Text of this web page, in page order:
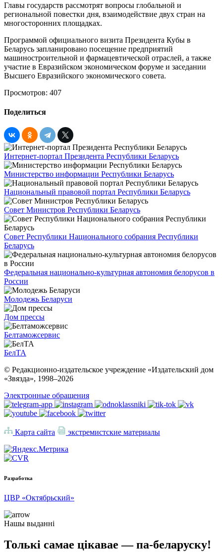
Главы государств рассмотрят вопросы глобальной и
региональной повестки дня, взаимодействие двух стран на
многосторонних площадках.
Программой официального визита Президента Кубы в
Беларусь запланировано посещение предприятий
машиностроительной и фармацевтической отраслей, а также
участие в Евразийском экономическом форуме и заседании
Высшего Евразийского экономического совета.
Просмотров: 407
Поделиться
Интернет-портал Президента Республики Беларусь
Министерство информации Республики Беларусь
Национальный правовой портал Республики Беларусь
Совет Министров Республики Беларусь
Совет Республики Национального собрания Республики
Беларусь
Федеральная национально-культурная автономия белорусов в
России
Молодежь Беларуси
Дом прессы
Белтаможсервис
БелТА
© Редакционно-издательское учреждение «Издательский дом
«Звязда», 1998–2026
Электронные обращения
Карта сайта экстремистские материалы
Разработка
ЦВР «Октябрьский»
Нашы выданні
Толькі самае цікавае — па-беларуску!